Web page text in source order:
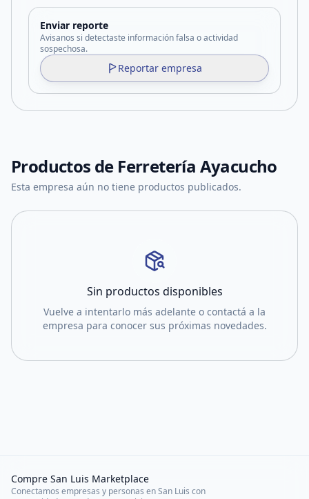
Enviar reporte
Avisanos si detectaste información falsa o actividad
sospechosa.
Reportar empresa
Productos de Ferretería Ayacucho
Esta empresa aún no tiene productos publicados.
Sin productos disponibles
Vuelve a intentarlo más adelante o contactá a la
empresa para conocer sus próximas novedades.
Compre San Luis Marketplace
Conectamos empresas y personas en San Luis con